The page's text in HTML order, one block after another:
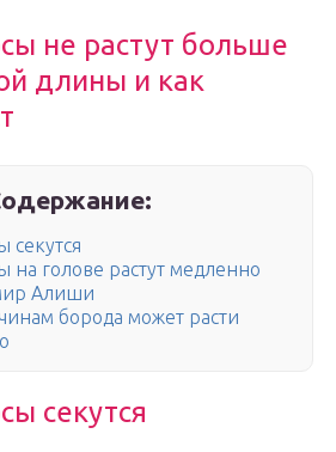
не растут больше
длины и как
секутся
на голове растут медленно
Алиши
борода может расти
секутся